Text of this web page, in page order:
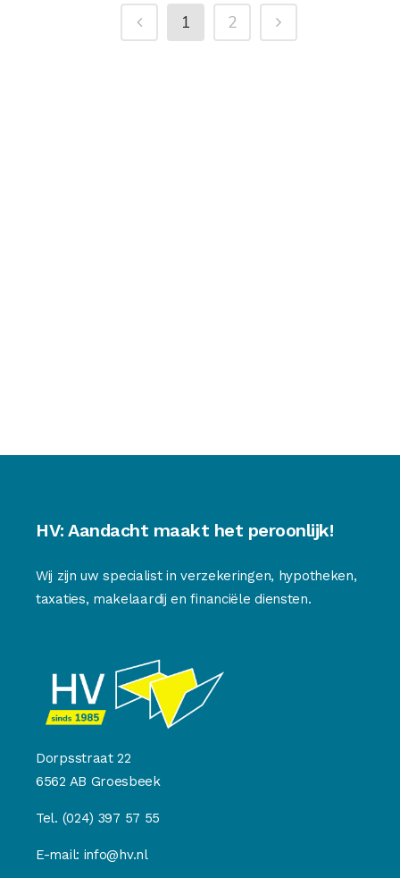
1 2
HV: Aandacht maakt het peroonlijk!
Wij zijn uw specialist in verzekeringen, hypotheken,
taxaties, makelaardij en financiële diensten.
Dorpsstraat 22
6562 AB Groesbeek
Tel. (024) 397 57 55
E-mail: info@hv.nl